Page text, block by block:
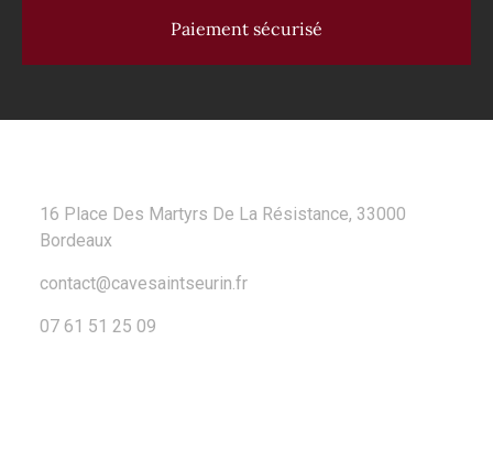
Paiement sécurisé
16 Place Des Martyrs De La Résistance, 33000
Bordeaux
contact@cavesaintseurin.fr
07 61 51 25 09